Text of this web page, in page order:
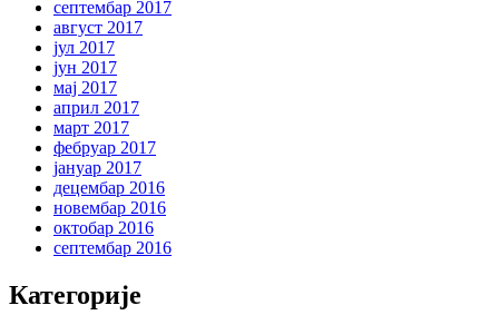
септембар 2017
август 2017
јул 2017
јун 2017
мај 2017
април 2017
март 2017
фебруар 2017
јануар 2017
децембар 2016
новембар 2016
октобар 2016
септембар 2016
Категорије